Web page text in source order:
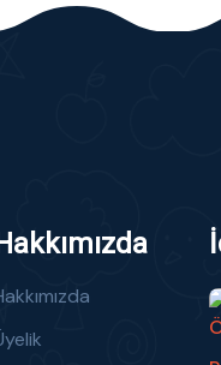
Hakkımızda